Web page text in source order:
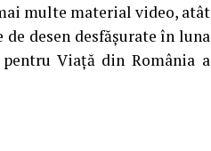
multe material video, atât
desen desfășurate în luna
Viață din România a